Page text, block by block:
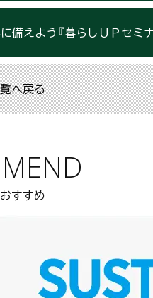
しＵＰセミナー』開催 協賛：ソニ
へ戻る
すすめ